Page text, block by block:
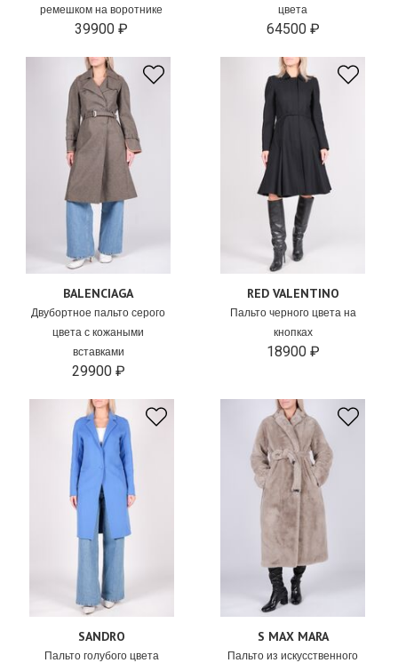
ремешком на воротнике
39900 ₽
цвета
64500 ₽
BALENCIAGA
Двубортное пальто серого
цвета с кожаными
вставками
29900 ₽
RED VALENTINO
Пальто черного цвета на
кнопках
18900 ₽
SANDRO
Пальто голубого цвета
S MAX MARA
Пальто из искусственного